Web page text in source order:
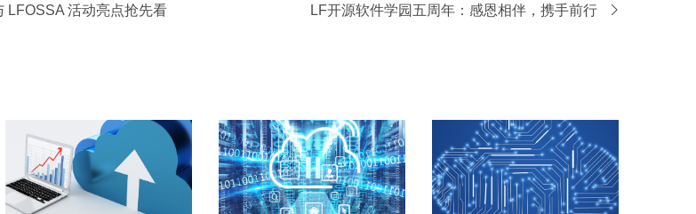
LFOSSA 活动亮点抢先看 LF开源软件学园五周年：感恩相伴，携手前行